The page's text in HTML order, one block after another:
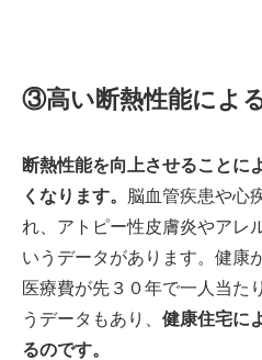
③高い断熱性能によ
断熱性能を向上させることに
くなります。
脳血管疾患や心
れ、アトピー性皮膚炎やアレ
いうデータがあります。健康
医療費が先３０年で一人当た
うデータもあり、 健康住宅に
るのです。